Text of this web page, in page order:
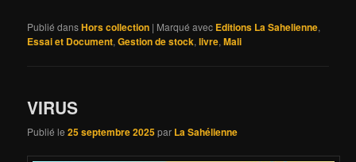
Publié dansHors collection | Marqué avec Editions La Sahelienne,
Essai et Document,Gestion de stock,livre,Mali
VIRUS
Publié le25 septembre 2025par La Sahélienne